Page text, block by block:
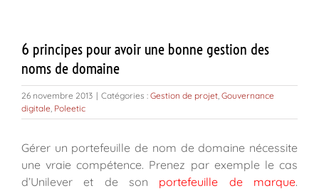
6 principes pour avoir une bonne gestion des
noms de domaine
26 novembre 2013 | Catégories : Gestion de projet, Gouvernance
digitale, Poleetic
Gérer un portefeuille de nom de domaine nécessite
une vraie compétence. Prenez par exemple le cas
d’Unilever et de son portefeuille de marque.